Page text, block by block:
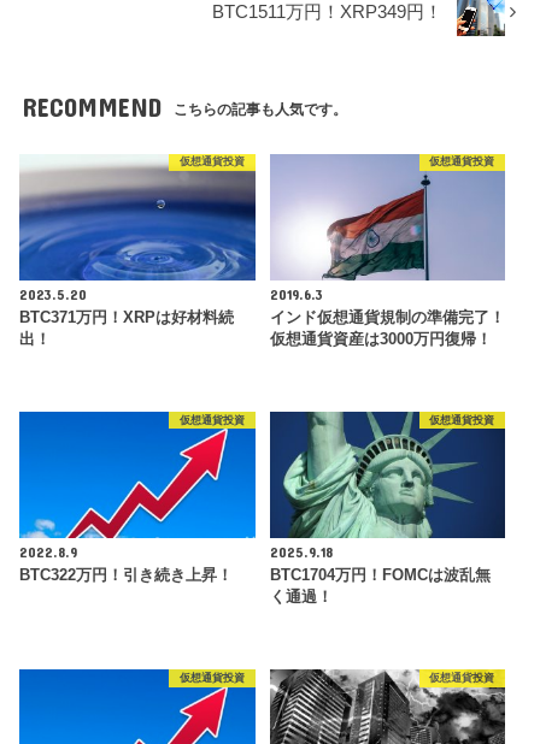
BTC1511万円！XRP349円！
RECOMMEND こちらの記事も人気です。
仮想通貨投資
2023.5.20
BTC371万円！XRPは好材料続
出！
仮想通貨投資
2019.6.3
インド仮想通貨規制の準備完了！
仮想通貨資産は3000万円復帰！
仮想通貨投資
2022.8.9
BTC322万円！引き続き上昇！
仮想通貨投資
2025.9.18
BTC1704万円！FOMCは波乱無
く通過！
仮想通貨投資 仮想通貨投資